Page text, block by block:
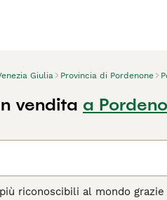
Giulia Provincia di Pordenone
vendita a
riconoscibili al mondo